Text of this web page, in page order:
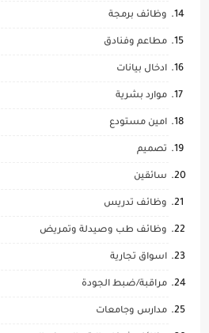
وظائف برمجة
مطاعم وفنادق
ادخال بيانات
موارد بشرية
امين مستودع
تصميم
سائقين
وظائف تدريس
وظائف طب وصيدلة وتمريض
اسواق تجارية
مراقبة/ضبط الجودة
مدارس وجامعات